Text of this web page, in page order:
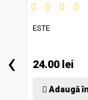
ESTE
24.00 lei
Adaugă
‹